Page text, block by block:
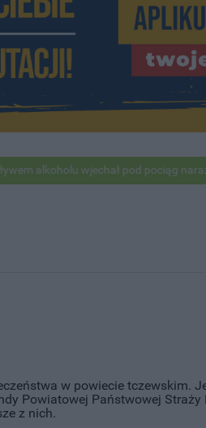
pod pociąg narażając zdrowie i
w powiecie tczewskim.
Powiatowej Państwowej Straży
z nich.